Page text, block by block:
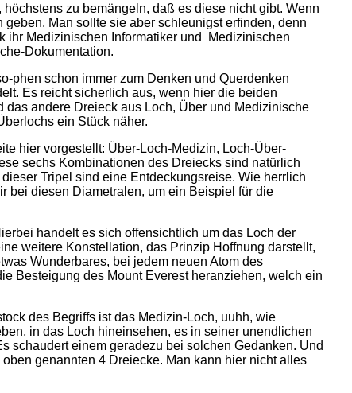
zu bemängeln, daß es diese nicht gibt. Wenn
Man sollte sie aber schleunigst erfinden, denn
ihr Medizinischen Informatiker und
Medizinischen
Dokumentation.
phen schon immer zum Denken und Querdenken
Es reicht sicherlich aus, wenn hier die beiden
andere Dreieck aus Loch, Über und Medizinische
ein Stück näher.
hier vorgestellt: Über-Loch-Medizin, Loch-Über-
sechs Kombinationen des Dreiecks sind natürlich
Tripel sind eine Entdeckungsreise. Wie herrlich
bei diesen Diametralen, um ein Beispiel für die
handelt es sich offensichtlich um das Loch der
weitere Konstellation, das Prinzip Hoffnung darstellt,
Wunderbares, bei jedem neuen Atom des
Besteigung des Mount Everest heranziehen, welch ein
des Begriffs ist das Medizin-Loch, uuhh, wie
in das Loch hineinsehen, es in seiner unendlichen
schaudert einem geradezu bei solchen Gedanken. Und
genannten 4 Dreiecke. Man kann hier nicht alles